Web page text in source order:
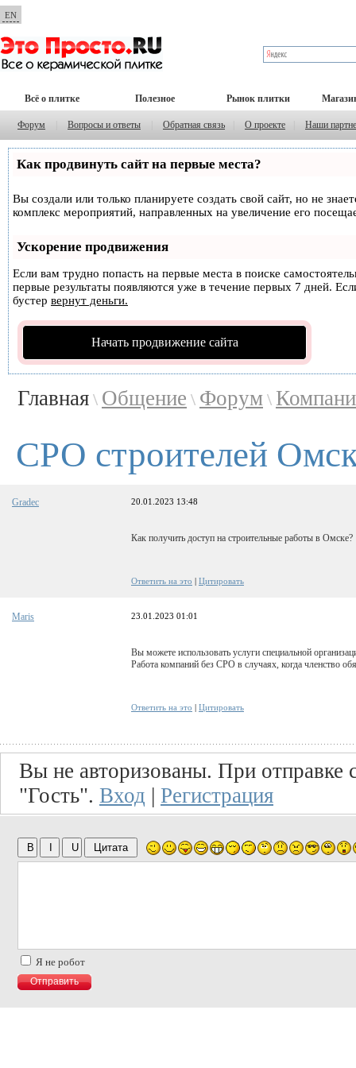
EN
Всё о плитке Полезное Рынок плитки
Форум Вопросы и ответы Обратная связь О проекте Наши
Как продвинуть сайт на первые места?
Вы создали или только планируете создать свой сайт, но не
комплекс мероприятий, направленных на увеличение его
Ускорение продвижения
Если вам трудно попасть на первые места в поиске
первые результаты появляются уже в течение первых 7 дней.
бустер вернут деньги.
Начать продвижение сайта
Главная \ Общение \ Форум \
СРО строителей
Gradec 20.01.2023 13:48
Как получить доступ на строительные работы в Омске?
Ответить на это | Цитировать
Maris 23.01.2023 01:01
Вы можете использовать услуги специальной
Работа компаний без СРО в случаях, когда членство
Ответить на это | Цитировать
Вы не авторизованы. При отправке
"Гость". Вход | Регистрация
Я не робот